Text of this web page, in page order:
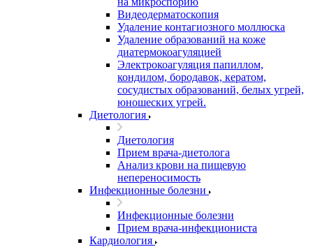
Видеодерматоскопия
Удаление контагиозного моллюска
Удаление образований на коже
диатермокоагуляцией
Электрокоагуляция папиллом,
кондилом, бородавок, кератом,
сосудистых образований, белых угрей,
юношеских угрей.
Диетология
Диетология
Прием врача-диетолога
Анализ крови на пищевую
непереносимость
Инфекционные болезни
Инфекционные болезни
Прием врача-инфекциониста
Кардиология